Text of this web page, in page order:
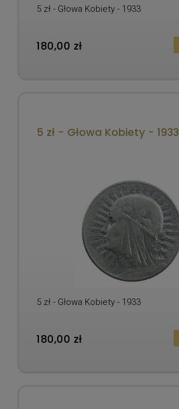
5 zł - Głowa Kobiety - 1933
180,00 zł
5 zł - Głowa Kobiety - 1933
5 zł - Głowa Kobiety - 1933
180,00 zł